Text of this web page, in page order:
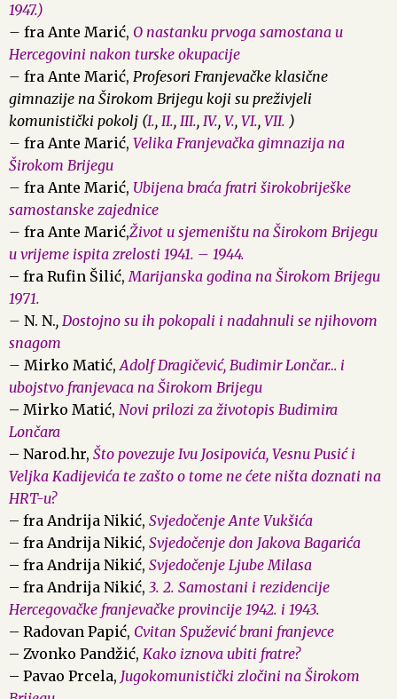
1947.)
– fra Ante Marić, O nastanku prvoga samostana u
Hercegovini nakon turske okupacije
– fra Ante Marić, Profesori Franjevačke klasične
gimnazije na Širokom Brijegu koji su preživjeli
komunistički pokolj (I., II., III., IV., V., VI., VII. )
– fra Ante Marić, Velika Franjevačka gimnazija na
Širokom Brijegu
– fra Ante Marić, Ubijena braća fratri širokobriješke
samostanske zajednice
– fra Ante Marić,Život u sjemeništu na Širokom Brijegu
u vrijeme ispita zrelosti 1941. – 1944.
– fra Rufin Šilić,Marijanska godina na Širokom Brijegu
1971.
– N. N., Dostojno su ih pokopali i nadahnuli se njihovom
snagom
– Mirko Matić, Adolf Dragičević, Budimir Lončar… i
ubojstvo franjevaca na Širokom Brijegu
– Mirko Matić, Novi prilozi za životopis Budimira
Lončara
– Narod.hr, Što povezuje Ivu Josipovića, Vesnu Pusić i
Veljka Kadijevića te zašto o tome ne ćete ništa doznati na
HRT-u?
– fra Andrija Nikić, Svjedočenje Ante Vukšića
– fra Andrija Nikić, Svjedočenje don Jakova Bagarića
– fra Andrija Nikić, Svjedočenje Ljube Milasa
– fra Andrija Nikić, 3. 2. Samostani i rezidencije
Hercegovačke franjevačke provincije 1942. i 1943.
– Radovan Papić, Cvitan Spužević brani franjevce
– Zvonko Pandžić, Kako iznova ubiti fratre?
– Pavao Prcela, Jugokomunistički zločini na Širokom